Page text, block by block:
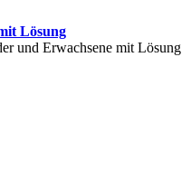
Lösung
und Erwachsene mit Lösung